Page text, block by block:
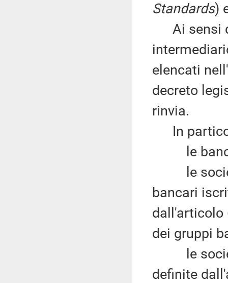
Standards)
Ai sensi
elencati
decreto
rinvia.
In
le
le
bancari
dall'articolo
dei gruppi
le
definite